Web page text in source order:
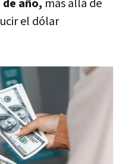
año, más allá de
el dólar